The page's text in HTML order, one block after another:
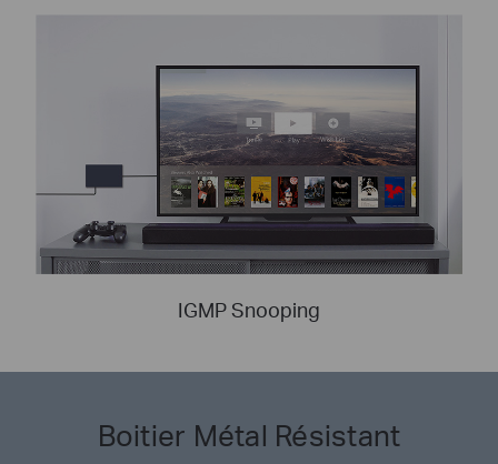
IGMP Snooping
Boitier Métal Résistant